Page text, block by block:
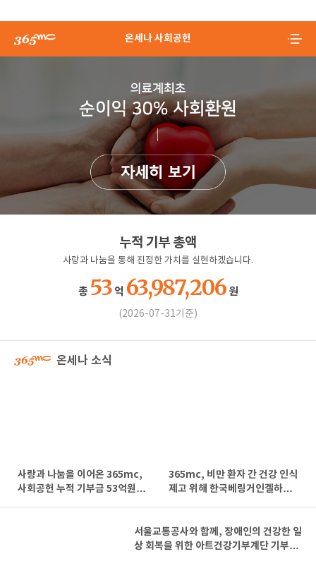
온세나 사회공헌
누적 기부 총액
사랑과 나눔을 통해 진정한 가치를 실현하겠습니다.
총 53억 63,987,206원
(2026-07-31기준)
온세나 소식
사랑과 나눔을 이어온 365mc,
사회공헌 누적 기부금 53억원 돌
365mc, 비만 환자 간 건강 인식
제고 위해 한국베링거인겔하임
서울교통공사와 함께, 장애인의 건강한 일
상 회복을 위한 아트건강기부계단 기부금